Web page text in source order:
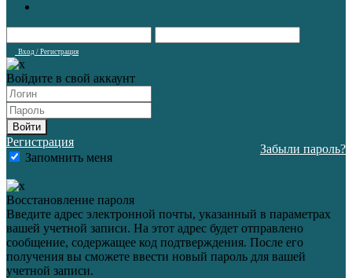
Вход / Регистрация
Войдите в свой аккаунт
Войти
Регистрация
Запомнить меня
Забыли пароль?
Восстановление пароля
Введите адрес электронной почты, указанный в параметрах
вашей учетной записи. На этот адрес будет отправлено
сообщение, содержащее код подтверждения. После его
получения вы сможете ввести новый пароль для вашей
учетной записи.